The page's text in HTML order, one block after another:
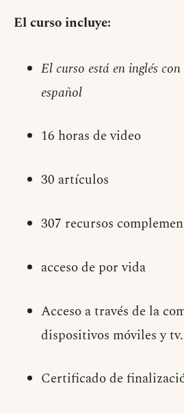
El curso incluye:
El curso está en inglés
español
16 horas de video
30 artículos
307 recursos
acceso de por vida
Acceso a través de la
dispositivos móviles y tv.
Certificado de